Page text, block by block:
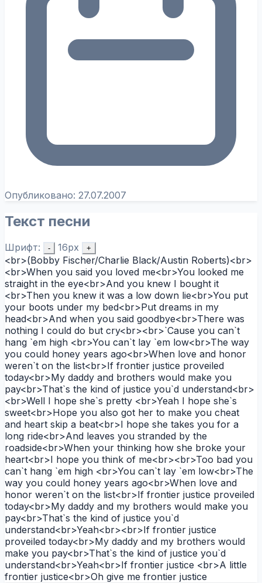
Опубликовано: 27.07.2007
Текст песни
Шрифт: - 16px +
<br>(Bobby Fischer/Charlie Black/Austin Roberts)<br>
<br>When you said you loved me<br>You looked me
straight in the eye<br>And you knew I bought it
<br>Then you knew it was a low down lie<br>You put
your boots under my bed<br>Put dreams in my
head<br>And when you said goodbye<br>There was
nothing I could do but cry<br><br>`Cause you can`t
hang `em high <br>You can`t lay `em low<br>The way
you could honey years ago<br>When love and honor
weren`t on the list<br>If frontier justice proveiled
today<br>My daddy and brothers would make you
pay<br>That`s the kind of justice you`d understand<br>
<br>Well I hope she`s pretty <br>Yeah I hope she`s
sweet<br>Hope you also got her to make you cheat
and heart skip a beat<br>I hope she takes you for a
long ride<br>And leaves you stranded by the
roadside<br>When your thinking how she broke your
heart<br>I hope you think of me<br><br>Too bad you
can`t hang `em high <br>You can`t lay `em low<br>The
way you could honey years ago<br>When love and
honor weren`t on the list<br>If frontier justice proveiled
today<br>My daddy and my brothers would make you
pay<br>That`s the kind of justice you`d
understand<br>Yeah<br><br>If frontier justice
proveiled today<br>My daddy and my brothers would
make you pay<br>That`s the kind of justice you`d
understand<br>Yeah<br>If frontier justice <br>A little
frontier justice<br>Oh give me frontier justice